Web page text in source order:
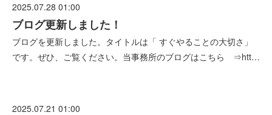
2025.07.28 01:00
ブログ更新しました！
ブログを更新しました。タイトルは「 すぐやることの大切さ」
です。ぜひ、ご覧ください。当事務所のブログはこちら ⇒htt…
2025.07.21 01:00